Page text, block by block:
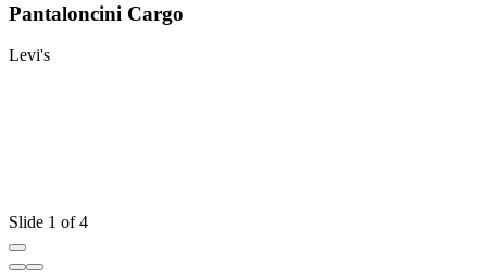
Pantaloncini Cargo
Levi's
Slide 1 of 4